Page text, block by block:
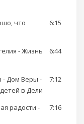
что
6:15
- Жизнь
6:44
- Дом Веры -
в Дели
7:12
радости -
7:16